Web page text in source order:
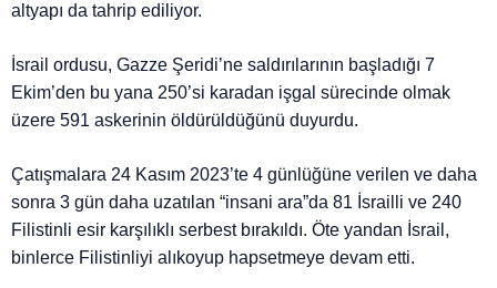
altyapı da tahrip ediliyor.
İsrail ordusu, Gazze Şeridi’ne saldırılarının başladığı 7
Ekim’den bu yana 250’si karadan işgal sürecinde olmak
üzere 591 askerinin öldürüldüğünü duyurdu.
Çatışmalara 24 Kasım 2023’te 4 günlüğüne verilen ve daha
sonra 3 gün daha uzatılan “insani ara”da 81 İsrailli ve 240
Filistinli esir karşılıklı serbest bırakıldı. Öte yandan İsrail,
binlerce Filistinliyi alıkoyup hapsetmeye devam etti.